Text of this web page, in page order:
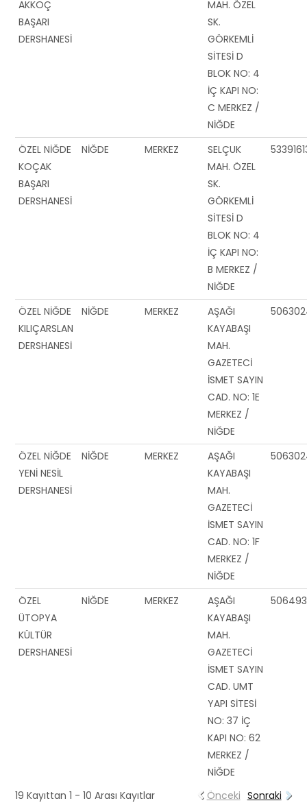
AKKOÇ
BAŞARI
DERSHANESİ
MAH. ÖZEL
SK.
GÖRKEMLİ
SİTESİ D
BLOK NO: 4
İÇ KAPI NO:
C MERKEZ /
NİĞDE
ÖZEL NİĞDE
KOÇAK
BAŞARI
DERSHANESİ
NİĞDE MERKEZ
SELÇUK
MAH. ÖZEL
SK.
GÖRKEMLİ
SİTESİ D
BLOK NO: 4
İÇ KAPI NO:
B MERKEZ /
NİĞDE
ÖZEL NİĞDE
KILIÇARSLAN
DERSHANESİ
NİĞDE MERKEZ
AŞAĞI
KAYABAŞI
MAH.
GAZETECİ
İSMET SAYIN
CAD. NO: 1E
MERKEZ /
NİĞDE
ÖZEL NİĞDE
YENİ NESİL
DERSHANESİ
NİĞDE MERKEZ
AŞAĞI
KAYABAŞI
MAH.
GAZETECİ
İSMET SAYIN
CAD. NO: 1F
MERKEZ /
NİĞDE
ÖZEL
ÜTOPYA
KÜLTÜR
DERSHANESİ
NİĞDE MERKEZ
AŞAĞI
KAYABAŞI
MAH.
GAZETECİ
İSMET SAYIN
CAD. UMT
YAPI SİTESİ
NO: 37 İÇ
KAPI NO: 62
MERKEZ /
NİĞDE
19 Kayıttan 1 - 10 Arası Kayıtlar Önceki Sonraki